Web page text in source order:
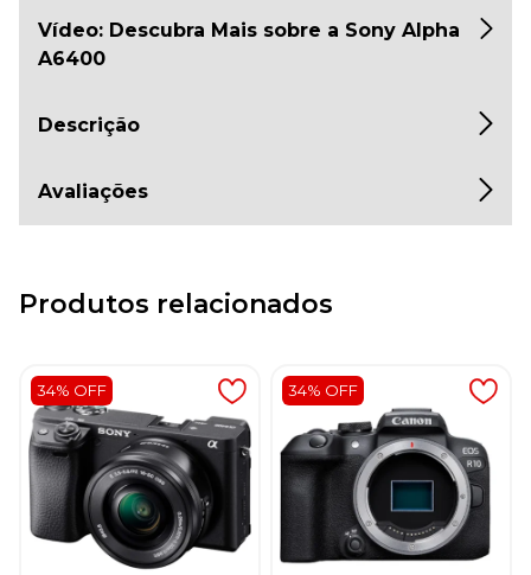
Vídeo: Descubra Mais sobre a Sony Alpha
A6400
Descrição
Avaliações
Produtos relacionados
34% OFF 34% OFF